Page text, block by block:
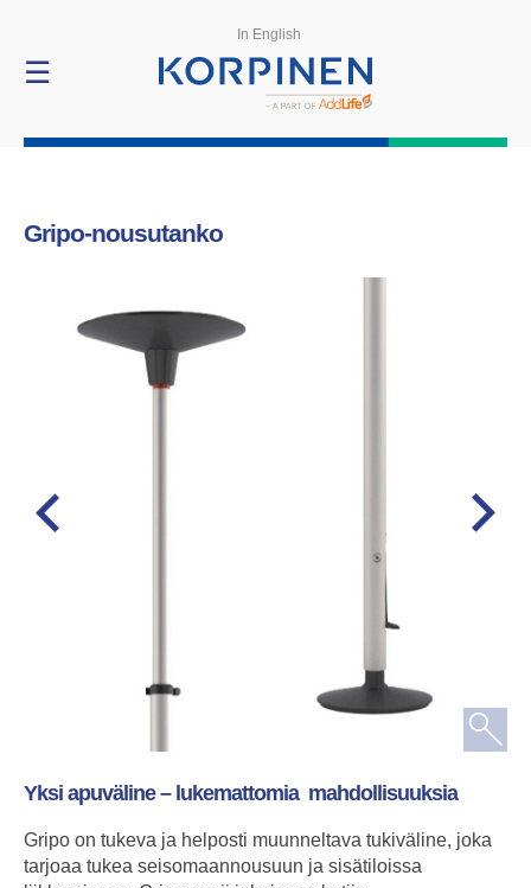
TuotteetIn English
☰
Gripo-nousutanko
Yksi apuväline – lukemattomia mahdollisuuksia
Gripo on tukeva ja helposti muunneltava tukiväline, joka
tarjoaa tukea seisomaannousuun ja sisätiloissa